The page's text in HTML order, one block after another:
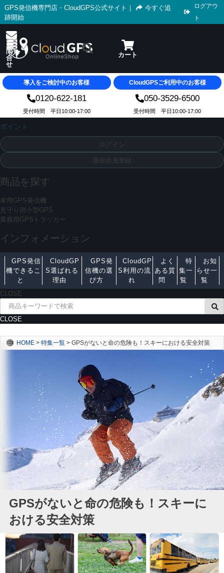
GPS発信機専門店・CloudGPS公式サイト ｜
今すぐ追
跡開始
ログアウ
ト
導入をご検討中のお客様 CloudGPSご利用中のお客様
0120-622-181 050-3529-6500
受付時間 平日10:00-17:00 受付時間 平日10:00-17:00
ポイント
ログイン
新規会員登録
商品を探す
車用GPS発信機
見守り用小型GPS
業務用GPSトラッカー
インフォメーション
GPS発信
機できるこ
と
CloudGP
S選ばれる
理由
GPS発
信機の選
び方
CloudGP
S利用の流
れ
よく
ある質
問
特
集一
覧
お知
らせ一
覧
CLOSE
CLOSE
HOME > 特集一覧 > GPSがないと命の危険も！スキーにおける安全対策
GPSがないと命の危険も！スキーに
おける安全対策